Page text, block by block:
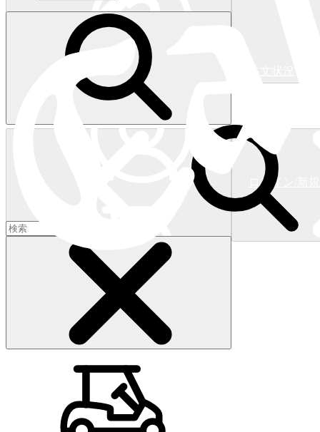
キャロウェイアパレルはこちら>>>
ログイン/新
ショッピングカート 0)